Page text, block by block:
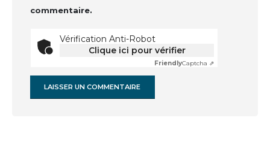
commentaire.
Vérification Anti-Robot
Clique ici pour vérifier
FriendlyCaptcha ⇗